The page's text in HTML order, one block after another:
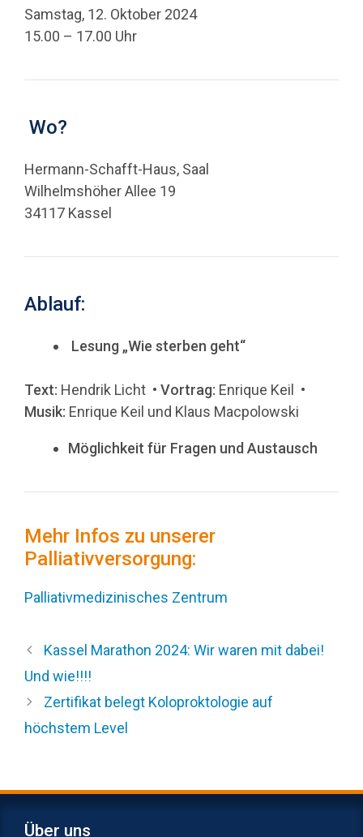
Samstag, 12. Oktober 2024
15.00 – 17.00 Uhr
Wo?
Hermann-Schafft-Haus, Saal
Wilhelmshöher Allee 19
34117 Kassel
Ablauf:
Lesung „Wie sterben geht“
Text: Hendrik Licht • Vortrag: Enrique Keil •
Musik: Enrique Keil und Klaus Macpolowski
Möglichkeit für Fragen und Austausch
Mehr Infos zu unserer
Palliativversorgung:
Palliativmedizinisches Zentrum
Kassel Marathon 2024: Wir waren mit dabei!
Und wie!!!!
Zertifikat belegt Koloproktologie auf
höchstem Level
Über uns